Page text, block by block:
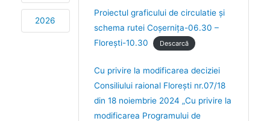
2026
Proiectul graficului de circulatie și
schema rutei Coșernița-06.30 –
Florești-10.30
Descarcă
Cu privire la modificarea deciziei
Consiliului raional Florești nr.07/18
din 18 noiembrie 2024 „Cu privire la
modificarea Programului de